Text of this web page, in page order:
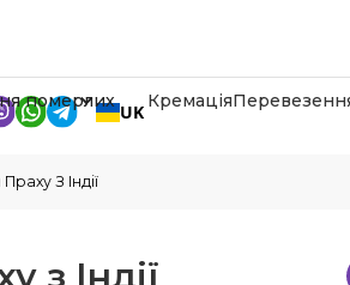
UK
померлих Кремація
З Індії
з Індії